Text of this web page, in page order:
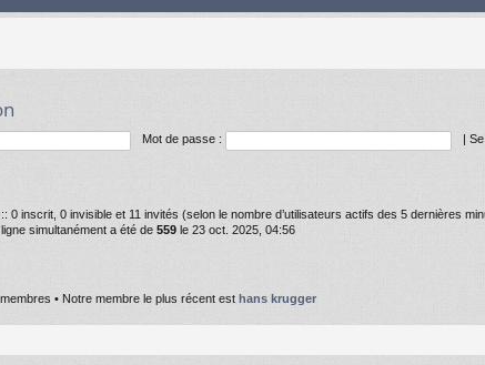
Mot de passe :
0 inscrit, 0 invisible et 11 invités (selon le nombre d’utilisateurs actifs des 5 dernières
simultanément a été de 559 le 23 oct. 2025, 04:56
membres • Notre membre le plus récent est hans krugger